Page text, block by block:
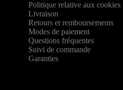
Politique relative aux cookies
Livraison
Retours et remboursements
Modes de paiement
Questions fréquentes
Suivi de commande
Garanties